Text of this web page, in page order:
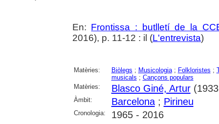
En: Frontissa : butlletí de la
2016), p. 11-12 : il (L'entrevista)
Matèries: Biòlegs ; Musicologia; Folkloristes ;
musicals ; Cançons populars
Matèries:
Blasco Giné, Artur
Àmbit: Barcelona; Pirineu
Cronologia: 1965 - 2016